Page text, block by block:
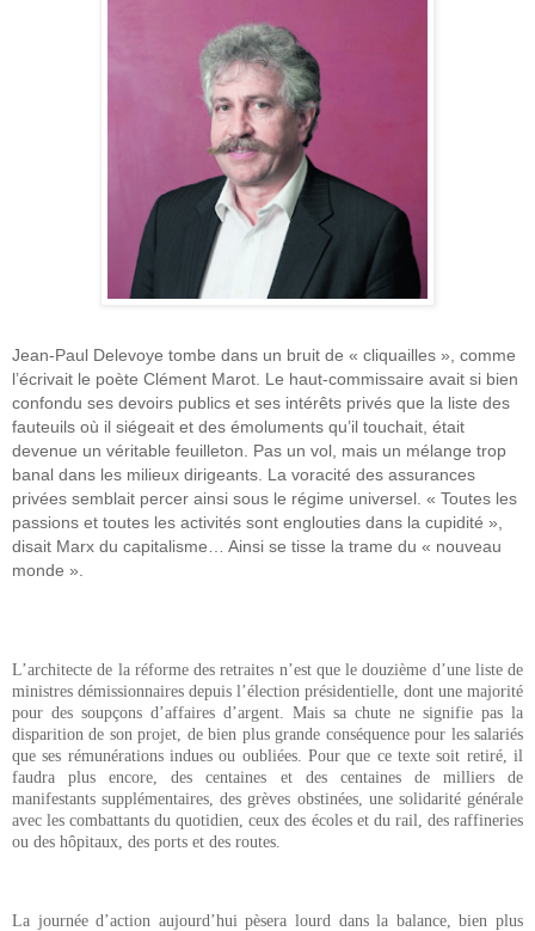
Jean-Paul Delevoye tombe dans un bruit de « cliquailles », comme
l’écrivait le poète Clément Marot. Le haut-commissaire avait si bien
confondu ses devoirs publics et ses intérêts privés que la liste des
fauteuils où il siégeait et des émoluments qu’il touchait, était
devenue un véritable feuilleton. Pas un vol, mais un mélange trop
banal dans les milieux dirigeants. La voracité des assurances
privées semblait percer ainsi sous le régime universel. « Toutes les
passions et toutes les activités sont englouties dans la cupidité »,
disait Marx du capitalisme… Ainsi se tisse la trame du « nouveau
monde ».
L’architecte de la réforme des retraites n’est que le douzième d’une liste de
ministres démissionnaires depuis l’élection présidentielle, dont une majorité
pour des soupçons d’affaires d’argent. Mais sa chute ne signifie pas la
disparition de son projet, de bien plus grande conséquence pour les salariés
que ses rémunérations indues ou oubliées. Pour que ce texte soit retiré, il
faudra plus encore, des centaines et des centaines de milliers de
manifestants supplémentaires, des grèves obstinées, une solidarité générale
avec les combattants du quotidien, ceux des écoles et du rail, des raffineries
ou des hôpitaux, des ports et des routes.
La journée d’action aujourd’hui pèsera lourd dans la balance, bien plus